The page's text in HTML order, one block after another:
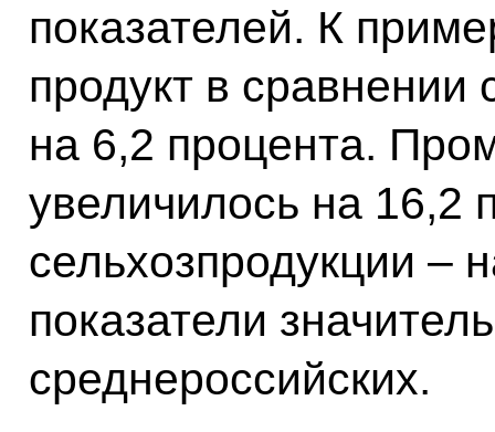
показателей. К
продукт в сравнении
на 6,2 процента.
увеличилось на 16,2
сельхозпродукции –
показатели
среднероссийских.